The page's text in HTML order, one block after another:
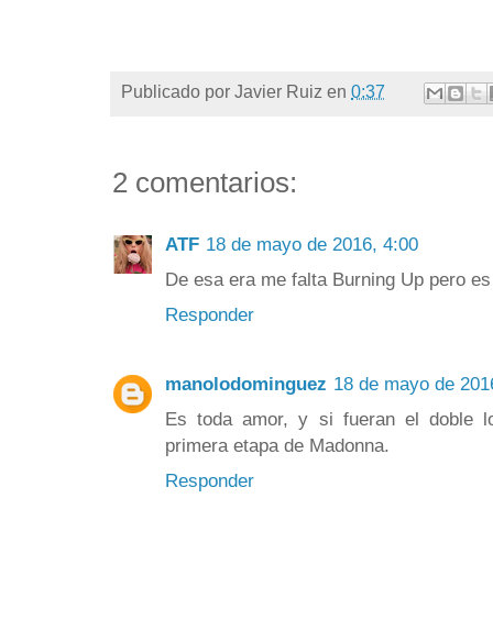
Publicado por Javier Ruiz en 0:37
2 comentarios:
ATF 18 de mayo de 2016, 4:00
De esa era me falta Burning Up pero
Responder
manolodominguez 18 de mayo de
Es toda amor, y si fueran el doble
primera etapa de Madonna.
Responder